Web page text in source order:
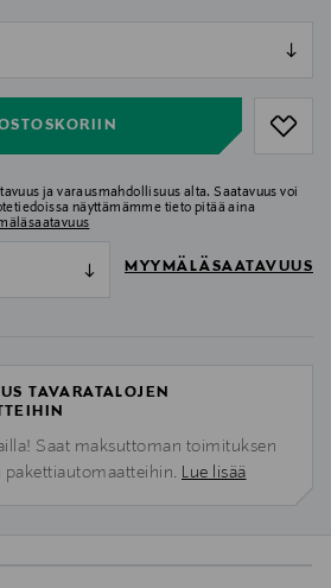
ja varausmahdollisuus alta. Saatavuus voi
näyttämämme tieto pitää aina
MYYMÄLÄSAATAVUUS
TAVARATALOJEN
Saat maksuttoman toimituksen
pakettiautomaatteihin. Lue lisää